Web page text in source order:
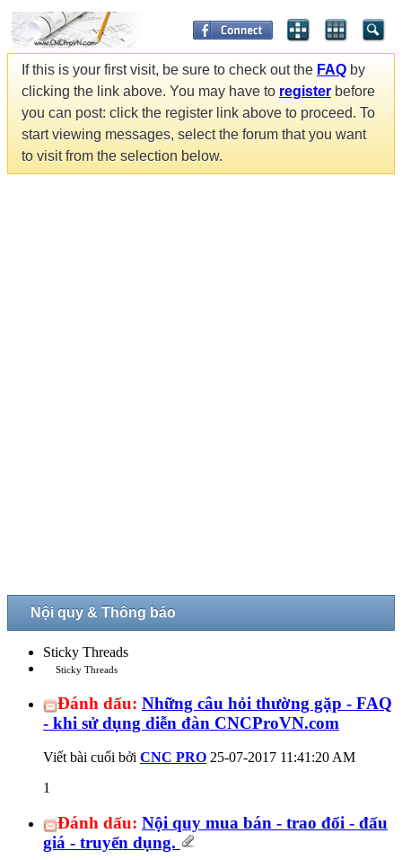
If this is your first visit, be sure to check out the FAQ by
clicking the link above. You may have to register before
you can post: click the register link above to proceed. To
start viewing messages, select the forum that you want
to visit from the selection below.
Nội quy & Thông báo
Sticky Threads
Sticky Threads
Đánh dấu: Những câu hỏi thường gặp - FAQ
- khi sử dụng diễn đàn CNCProVN.com
Viết bài cuối bởi CNC PRO 25-07-2017 11:41:20 AM
1
Đánh dấu: Nội quy mua bán - trao đổi - đấu
giá - truyển dụng.